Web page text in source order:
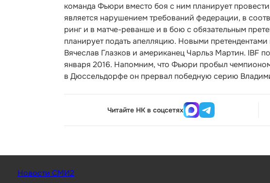
команда Фьюри вместо боя с ним планирует
является нарушением требований федерации, в
ринг и в матче-реванше и в бою с обязательным
планирует подать апелляцию. Новыми
Вячеслав Глазков и американец Чарльз Мартин. IBF
января 2016. Напомним, что Фьюри пробыл
в Дюссельдорфе он прервал победную серию
Читайте НК в соцсетях
Новости СМИ2